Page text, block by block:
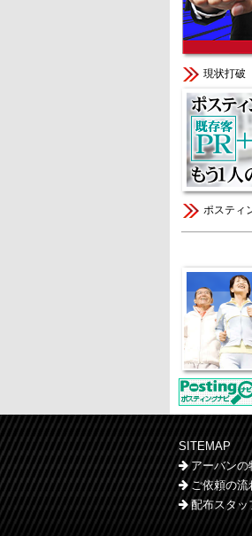
現状打破
ポスティ
SITEMAP
アーバンの
ご依頼の流
配布スタッ